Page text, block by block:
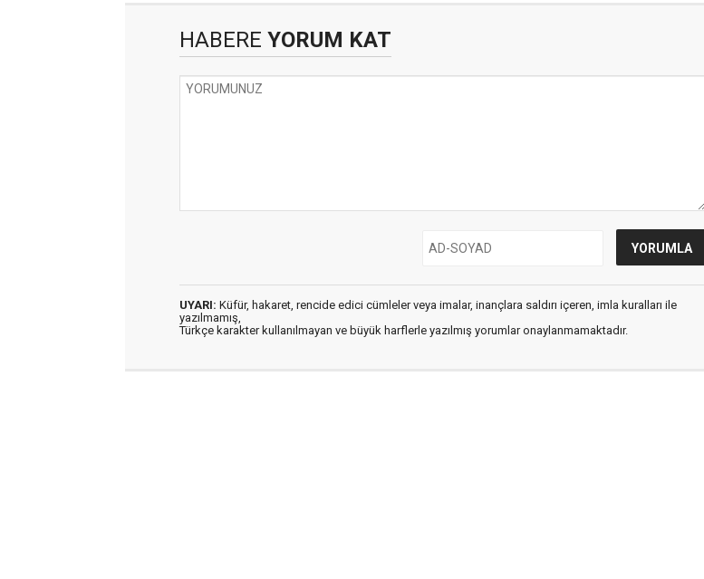
HABERE YORUM KAT
UYARI: Küfür, hakaret, rencide edici cümleler veya imalar, inançlara saldırı içeren, imla kuralları ile
yazılmamış,
Türkçe karakter kullanılmayan ve büyük harflerle yazılmış yorumlar onaylanmamaktadır.